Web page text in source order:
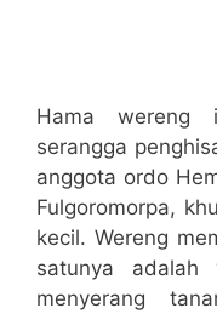
Hama wereng
serangga
anggota ordo
Fulgoromorpa,
kecil. Wereng
satunya adalah
menyerang